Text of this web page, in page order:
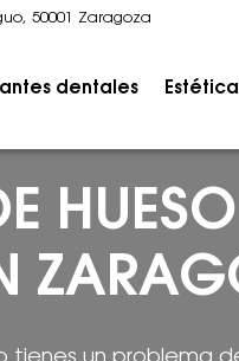
50001 Zaragoza
dentales
HUESO